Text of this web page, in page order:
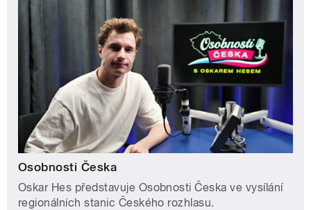
Osobnosti Česka
Oskar Hes představuje Osobnosti Česka ve vysílání
regionálních stanic Českého rozhlasu.